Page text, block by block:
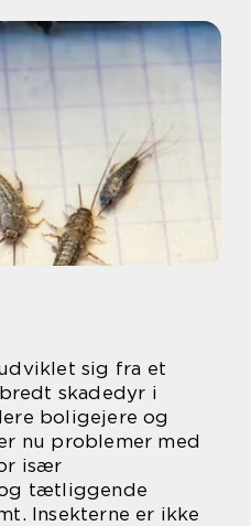
sig fra et
skadedyr i
boligejere og
nu problemer med
især
tætliggende
Insekterne er ikke